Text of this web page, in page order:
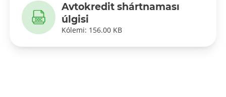
Avtokredit shártnaması
úlgisi
Kólemi: 156.00 KB